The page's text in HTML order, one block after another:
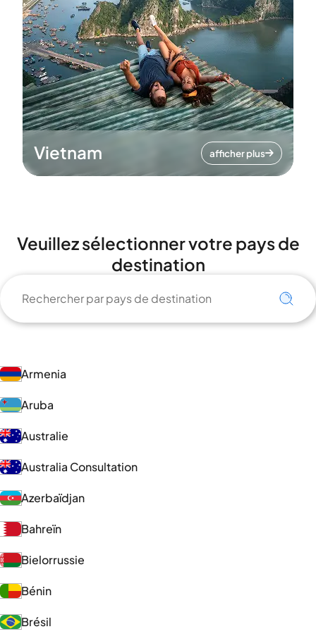
Vietnam afficher plus
Veuillez sélectionner votre pays de
destination
Armenia
Aruba
Australie
Australia Consultation
Azerbaïdjan
Bahreïn
Bielorrussie
Bénin
Brésil